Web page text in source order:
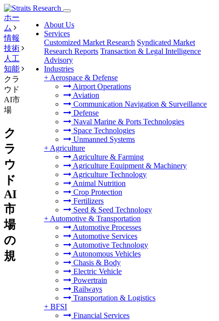
About Us
Services
Customized Market Research Syndicated Market
Research Reports Transaction & Legal Intelligence
Advisory
Industries
+ Aerospace & Defense
Airport Operations
Aviation
Communication Navigation & Surveillance
Defense
Naval Marine & Ports Technologies
Space Technologies
Unmanned Systems
+ Agriculture
Agriculture & Farming
Agriculture Equipment & Machinery
Agriculture Technology
Animal Nutrition
Crop Protection
Fertilizers
Seed & Seed Technology
+ Automotive & Transportation
Automotive Processes
Automotive Services
Automotive Technology
Autonomous Vehicles
Chasis & Body
Electric Vehicle
Powertrain
Railways
Transportation & Logistics
+ BFSI
Financial Services
ホー
ム
情報
技術
人工
知能
クラ
ウド
AI市
場
ク
ラ
ウ
ド
AI
市
場
の
規